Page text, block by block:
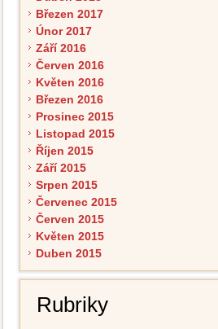
Březen 2017
Únor 2017
Září 2016
Červen 2016
Květen 2016
Březen 2016
Prosinec 2015
Listopad 2015
Říjen 2015
Září 2015
Srpen 2015
Červenec 2015
Červen 2015
Květen 2015
Duben 2015
Rubriky